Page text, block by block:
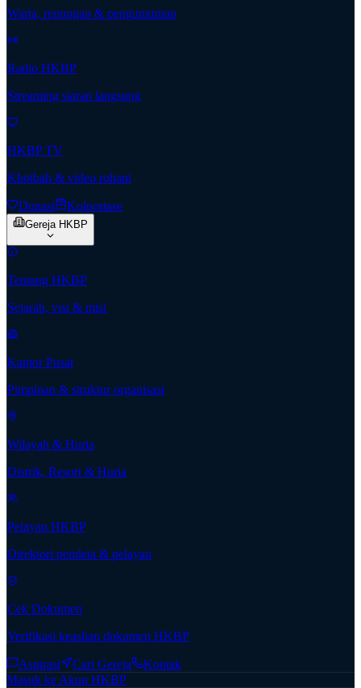
Warta, renungan & pengumuman
Radio HKBP
Streaming siaran langsung
HKBP TV
Khotbah & video rohani
Donasi Kolportase
Gereja HKBP
Tentang HKBP
Sejarah, visi & misi
Kantor Pusat
Pimpinan & struktur organisasi
Wilayah & Huria
Distrik, Resort & Huria
Pelayan HKBP
Direktori pendeta & pelayan
Cek Dokumen
Verifikasi keaslian dokumen HKBP
Aspirasi Cari Gereja
Kontak
Masuk ke Akun HKBP